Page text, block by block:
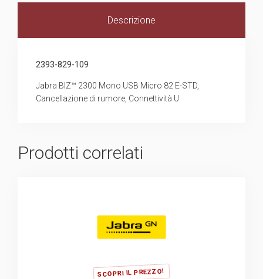
Descrizione
2393-829-109
Jabra BIZ™ 2300 Mono USB Micro 82 E-STD,
Cancellazione di rumore, Connettività U
Prodotti correlati
SCOPRI IL PREZZO!